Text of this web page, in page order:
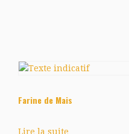
Farine de Mais
Lire la suite